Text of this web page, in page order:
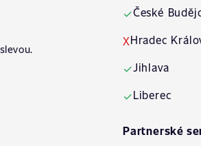
✓České
XHradec
✓Jihlava
✓Liberec
Partnerské